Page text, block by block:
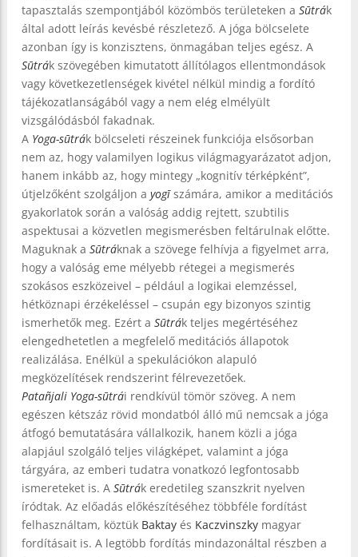
tapasztalás szempontjából közömbös területeken a Sūtrák
által adott leírás kevésbé részletező. A jóga bölcselete
azonban így is konzisztens, önmagában teljes egész. A
Sūtrák szövegében kimutatott állítólagos ellentmondások
vagy következetlenségek kivétel nélkül mindig a fordító
tájékozatlanságából vagy a nem elég elmélyült
vizsgálódásból fakadnak.
A Yoga-sūtrák bölcseleti részeinek funkciója elsősorban
nem az, hogy valamilyen logikus világmagyarázatot adjon,
hanem inkább az, hogy mintegy „kognitív térképként”,
útjelzőként szolgáljon a yogīszámára, amikor a meditációs
gyakorlatok során a valóság addig rejtett, szubtilis
aspektusai a közvetlen megismerésben feltárulnak előtte.
Maguknak a Sūtráknak a szövege felhívja a figyelmet arra,
hogy a valóság eme mélyebb rétegei a megismerés
szokásos eszközeivel – például a logikai elemzéssel,
hétköznapi érzékeléssel – csupán egy bizonyos szintig
ismerhetők meg. Ezért a Sūtrák teljes megértéséhez
elengedhetetlen a megfelelő meditációs állapotok
realizálása. Enélkül a spekulációkon alapuló
megközelítések rendszerint félrevezetőek.
Patañjali Yoga-sūtrái rendkívül tömör szöveg. A nem
egészen kétszáz rövid mondatból álló mű nemcsak a jóga
átfogó bemutatására vállalkozik, hanem közli a jóga
alapjául szolgáló teljes világképet, valamint a jóga
tárgyára, az emberi tudatra vonatkozó legfontosabb
ismereteket is. A Sūtrák eredetileg szanszkrit nyelven
íródtak. Az előadás előkészítéséhez többféle fordítást
felhasználtam, köztük Baktay és Kaczvinszky magyar
fordításait is. A legtöbb fordítás mindazonáltal részben a